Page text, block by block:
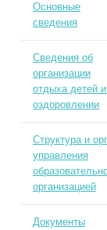
Основные
сведения
Сведения об
организации
отдыха детей
оздоровлении
Структура и
управления
организацией
Документы